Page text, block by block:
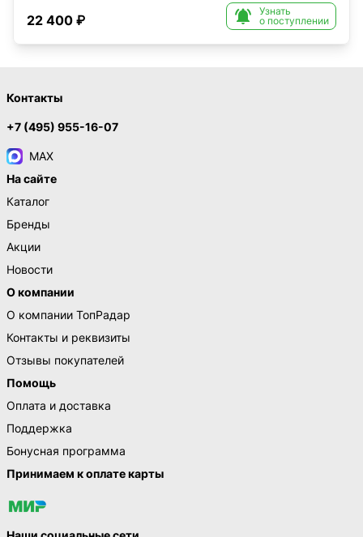
22 400 ₽ 
Узнать
о поступлении
Контакты
+7 (495) 955-16-07
MAX
На сайте
Каталог
Бренды
Акции
Новости
О компании
О компании ТопРадар
Контакты и реквизиты
Отзывы покупателей
Помощь
Оплата и доставка
Поддержка
Бонусная программа
Принимаем к оплате карты